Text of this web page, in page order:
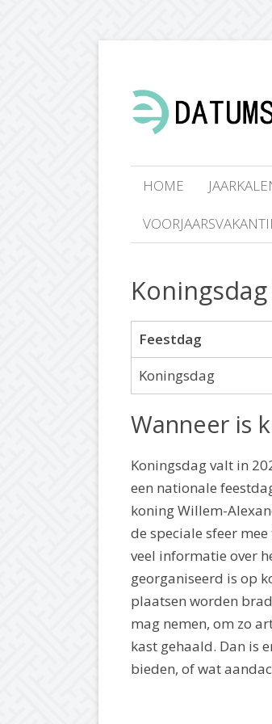
HOME
Feestdag
Koningsdag
Wanneer is
Koningsdag valt in
een nationale
koning Willem-
de speciale sfeer
veel informatie over
georganiseerd is op
plaatsen worden
mag nemen, om zo
kast gehaald. Dan is
bieden, of wat